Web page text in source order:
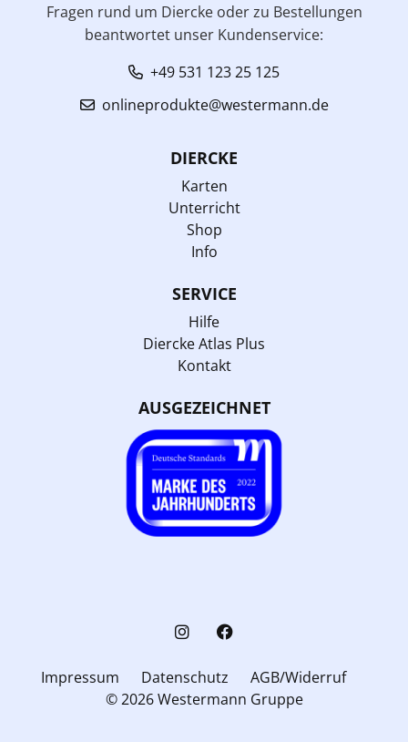
Fragen rund um Diercke oder zu Bestellungen
beantwortet unser Kundenservice:
+49 531 123 25 125
onlineprodukte@westermann.de
DIERCKE
Karten
Unterricht
Shop
Info
SERVICE
Hilfe
Diercke Atlas Plus
Kontakt
AUSGEZEICHNET
Impressum Datenschutz
AGB/Widerruf
© 2026 Westermann Gruppe